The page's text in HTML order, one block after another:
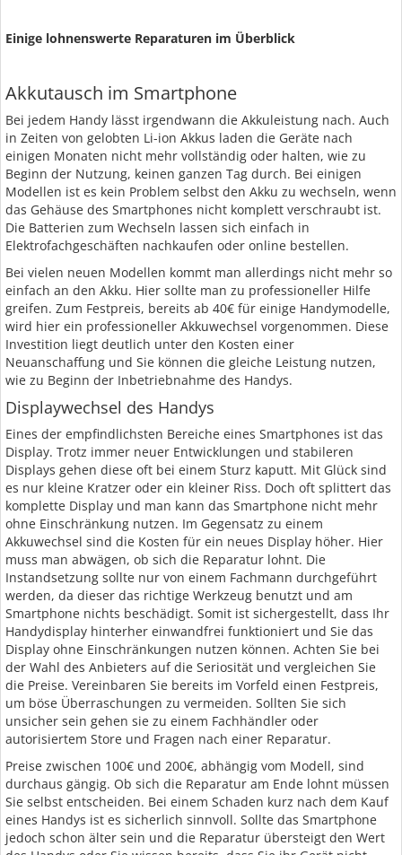
Einige lohnenswerte Reparaturen im Überblick
Akkutausch im Smartphone
Bei jedem Handy lässt irgendwann die Akkuleistung nach. Auch
in Zeiten von gelobten Li-ion Akkus laden die Geräte nach
einigen Monaten nicht mehr vollständig oder halten, wie zu
Beginn der Nutzung, keinen ganzen Tag durch. Bei einigen
Modellen ist es kein Problem selbst den Akku zu wechseln, wenn
das Gehäuse des Smartphones nicht komplett verschraubt ist.
Die Batterien zum Wechseln lassen sich einfach in
Elektrofachgeschäften nachkaufen oder online bestellen.
Bei vielen neuen Modellen kommt man allerdings nicht mehr so
einfach an den Akku. Hier sollte man zu professioneller Hilfe
greifen. Zum Festpreis, bereits ab 40€ für einige Handymodelle,
wird hier ein professioneller Akkuwechsel vorgenommen. Diese
Investition liegt deutlich unter den Kosten einer
Neuanschaffung und Sie können die gleiche Leistung nutzen,
wie zu Beginn der Inbetriebnahme des Handys.
Displaywechsel des Handys
Eines der empfindlichsten Bereiche eines Smartphones ist das
Display. Trotz immer neuer Entwicklungen und stabileren
Displays gehen diese oft bei einem Sturz kaputt. Mit Glück sind
es nur kleine Kratzer oder ein kleiner Riss. Doch oft splittert das
komplette Display und man kann das Smartphone nicht mehr
ohne Einschränkung nutzen. Im Gegensatz zu einem
Akkuwechsel sind die Kosten für ein neues Display höher. Hier
muss man abwägen, ob sich die Reparatur lohnt. Die
Instandsetzung sollte nur von einem Fachmann durchgeführt
werden, da dieser das richtige Werkzeug benutzt und am
Smartphone nichts beschädigt. Somit ist sichergestellt, dass Ihr
Handydisplay hinterher einwandfrei funktioniert und Sie das
Display ohne Einschränkungen nutzen können. Achten Sie bei
der Wahl des Anbieters auf die Seriosität und vergleichen Sie
die Preise. Vereinbaren Sie bereits im Vorfeld einen Festpreis,
um böse Überraschungen zu vermeiden. Sollten Sie sich
unsicher sein gehen sie zu einem Fachhändler oder
autorisiertem Store und Fragen nach einer Reparatur.
Preise zwischen 100€ und 200€, abhängig vom Modell, sind
durchaus gängig. Ob sich die Reparatur am Ende lohnt müssen
Sie selbst entscheiden. Bei einem Schaden kurz nach dem Kauf
eines Handys ist es sicherlich sinnvoll. Sollte das Smartphone
jedoch schon älter sein und die Reparatur übersteigt den Wert